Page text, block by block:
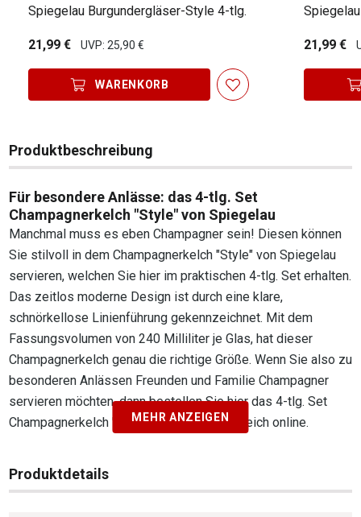
Spiegelau Burgundergläser-Style 4-tlg.
21,99 € UVP: 25,90 €
WARENKORB
21,99 €
Produktbeschreibung
Für besondere Anlässe: das 4-tlg. Set
Champagnerkelch "Style" von Spiegelau
Manchmal muss es eben Champagner sein! Diesen können
Sie stilvoll in dem Champagnerkelch "Style" von Spiegelau
servieren, welchen Sie hier im praktischen 4-tlg. Set erhalten.
Das zeitlos moderne Design ist durch eine klare,
schnörkellose Linienführung gekennzeichnet. Mit dem
Fassungsvolumen von 240 Milliliter je Glas, hat dieser
Champagnerkelch genau die richtige Größe. Wenn Sie also zu
besonderen Anlässen Freunden und Familie Champagner
servieren möchten, dann bestellen Sie hier das 4-tlg. Set
Champagnerkelch "Style" von Spiegelau gleich online.
MEHR ANZEIGEN
Produktdetails